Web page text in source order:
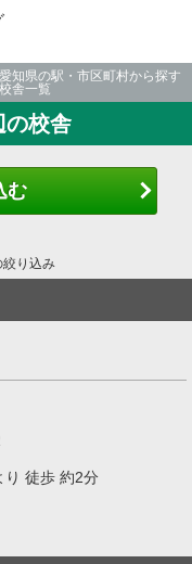
愛知県の駅・市区町村から探す
舎一覧
の校舎
む
り込み
り 徒歩 約2分